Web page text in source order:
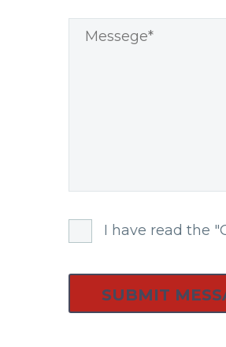
I have read the